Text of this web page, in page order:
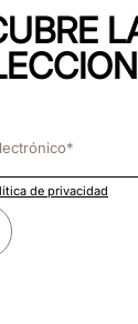
de privacidad